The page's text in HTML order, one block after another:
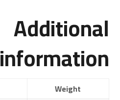
Additional
information
Weight